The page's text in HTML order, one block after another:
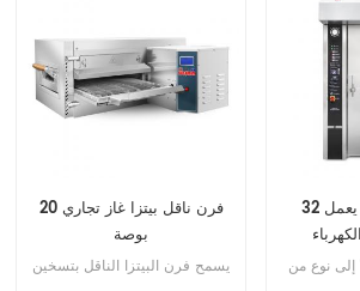
وهذا يوفر وقت التسخين المسبق
ويعزز كفاءة الطهي.
فرن ناقل بيتزا غاز تجاري 20
بوصة
يسمح فرن البيتزا الناقل بتسخين
32 صينية فرن دوار يعمل
إلى نوع من